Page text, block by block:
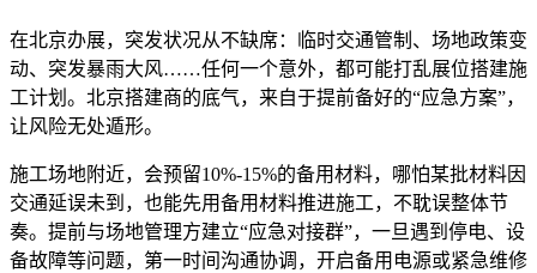
在北京办展，突发状况从不缺席：临时交通管制、场地政策变
动、突发暴雨大风……任何一个意外，都可能打乱展位搭建施
工计划。北京搭建商的底气，来自于提前备好的“应急方案”，
让风险无处遁形。
施工场地附近，会预留10%-15%的备用材料，哪怕某批材料因
交通延误未到，也能先用备用材料推进施工，不耽误整体节
奏。提前与场地管理方建立“应急对接群”，一旦遇到停电、设
备故障等问题，第一时间沟通协调，开启备用电源或紧急维修